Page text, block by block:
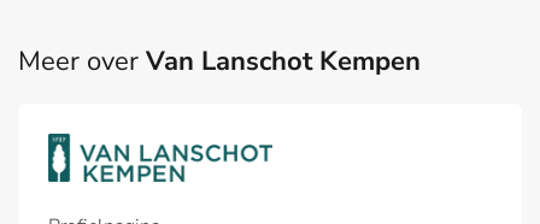
Meer over Van Lanschot Kempen